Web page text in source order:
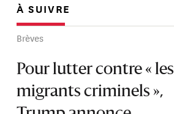
À SUIVRE
Brèves
Pour lutter contre « les
migrants criminels »,